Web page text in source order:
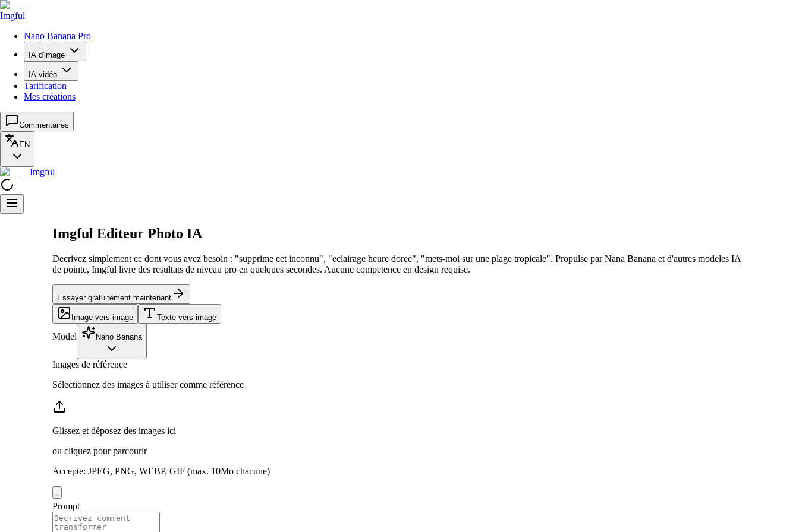
Imgful
Nano Banana Pro
IA d'image
IA vidéo
Tarification
Mes créations
Commentaires
EN
Imgful
Imgful Editeur Photo IA
Decrivez simplement ce dont vous avez besoin : "supprime cet inconnu", "eclairage heure doree", "mets-moi sur une plage tropicale". Propulse par Nana Banana et d'autres modeles IA
de pointe, Imgful livre des resultats de niveau pro en quelques secondes. Aucune competence en design requise.
Essayer gratuitement maintenant
Image vers image Texte vers image
Model Nano Banana
Images de référence
Sélectionnez des images à utiliser comme référence
Glissez et déposez des images ici
ou cliquez pour parcourir
Accepte: JPEG, PNG, WEBP, GIF (max. 10Mo chacune)
Prompt